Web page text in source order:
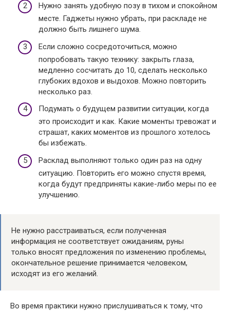
Нужно занять удобную позу в тихом и спокойном
месте. Гаджеты нужно убрать, при раскладе не
должно быть лишнего шума.
Если сложно сосредоточиться, можно
попробовать такую технику: закрыть глаза,
медленно сосчитать до 10, сделать несколько
глубоких вдохов и выдохов. Можно повторить
несколько раз.
Подумать о будущем развитии ситуации, когда
это происходит и как. Какие моменты тревожат и
страшат, каких моментов из прошлого хотелось
бы избежать.
Расклад выполняют только один раз на одну
ситуацию. Повторить его можно спустя время,
когда будут предприняты какие-либо меры по ее
улучшению.
Не нужно расстраиваться, если полученная
информация не соответствует ожиданиям, руны
только вносят предложения по изменению проблемы,
окончательное решение принимается человеком,
исходят из его желаний.
Во время практики нужно прислушиваться к тому, что